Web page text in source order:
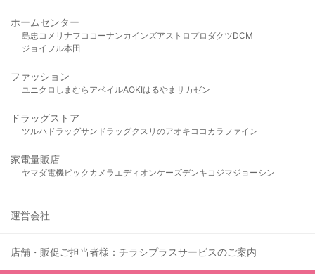
ホームセンター
島忠 コメリ ナフコ コーナンカインズアストロプロダクツDCM
ジョイフル本田
ファッション
ユニクロ しまむら アベイルAOKIはるやま サカゼン
ドラッグストア
ツルハドラッグサンドラッグクスリのアオキ ココカラファイン
家電量販店
ヤマダ電機ビックカメラ エディオンケーズデンキ コジマジョーシン
運営会社
店舗・販促ご担当者様：チラシプラスサービスのご案内